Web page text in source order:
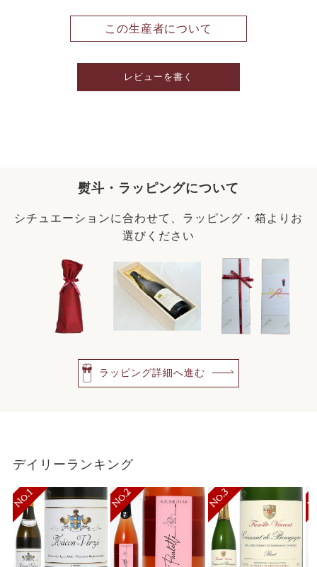
この生産者について
レビューを書く
熨斗・ラッピングについて
シチュエーションに合わせて、ラッピング・箱よりお
選びください
ラッピング詳細へ進む
デイリーランキング